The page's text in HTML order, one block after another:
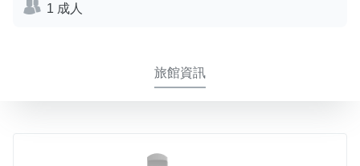
1 成人
旅館資訊